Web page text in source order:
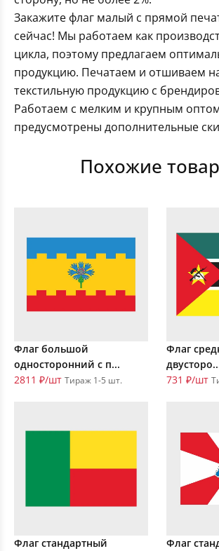
Закажите флаг малый с прямой
сейчас! Мы работаем как
цикла, поэтому предлагаем
продукцию. Печатаем и отшиваем
текстильную продукцию с
Работаем с мелким и крупным
предусмотрены дополнительные
Похожие
Флаг большой
односторонний с п...
2811 ₽/шт Тираж 1-5 шт.
Флаг
731 ₽/шт
Флаг стандартный
Флаг